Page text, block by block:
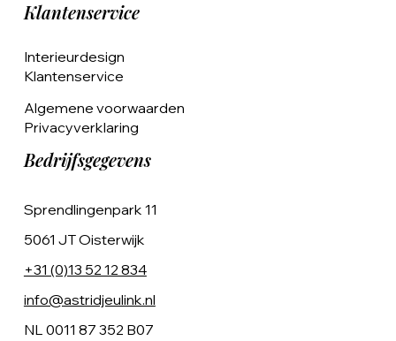
Klantenservice
Interieurdesign
Klantenservice
Algemene voorwaarden
Privacyverklaring
Bedrijfsgegevens
Sprendlingenpark 11
5061 JT Oisterwijk
+31 (0)13 52 12 834
info@astridjeulink.nl
NL 0011 87 352 B07